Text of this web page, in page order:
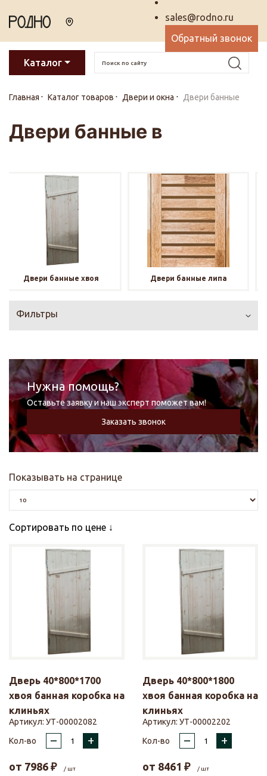
sales@rodno.ru
Обратный звонок
Каталог
Главная Каталог товаров Двери и окна Двери банные
Двери банные в
Двери банные хвоя Двери банные липа
Фильтры
Нужна помощь?
Оставьте заявку и наш эксперт поможет вам!
Заказать звонок
Показывать на странице
Сортировать по цене
Дверь 40*800*1700
хвоя банная коробка на
клиньях
Артикул: УТ-00002082
Кол-во
– +
от 7986 ₽ / шт
Дверь 40*800*1800
хвоя банная коробка на
клиньях
Артикул: УТ-00002202
Кол-во
– +
от 8461 ₽ / шт